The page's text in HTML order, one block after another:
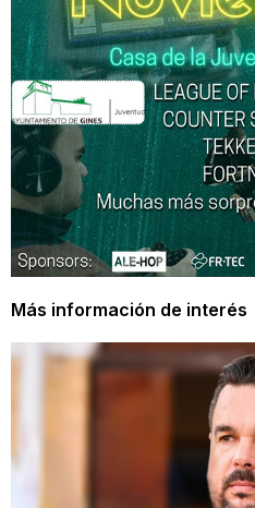
Más información de interés